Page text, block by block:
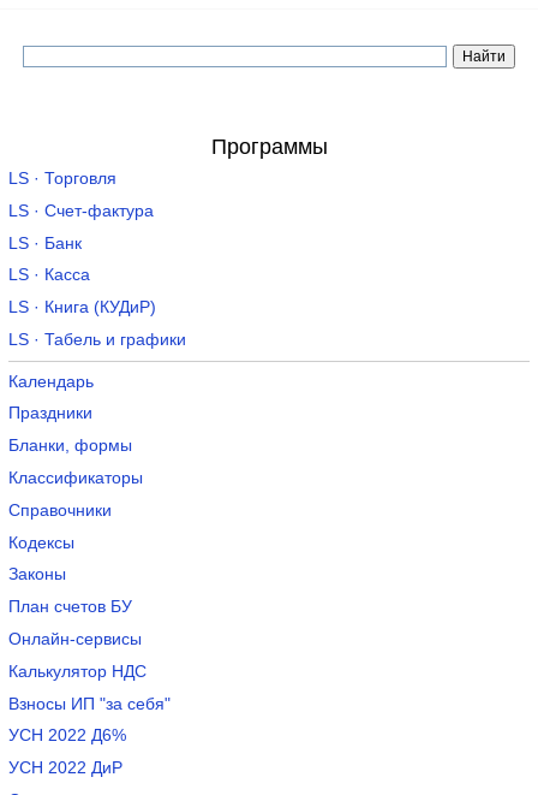
Программы
LS · Торговля
LS · Счет-фактура
LS · Банк
LS · Касса
LS · Книга (КУДиР)
LS · Табель и графики
Календарь
Праздники
Бланки, формы
Классификаторы
Справочники
Кодексы
Законы
План счетов БУ
Онлайн-сервисы
Калькулятор НДС
Взносы ИП "за себя"
УСН 2022 Д6%
УСН 2022 ДиР